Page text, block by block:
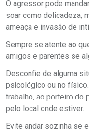
O agressor pode
soar como delicadeza,
ameaça e invasão de
Sempre se atente ao
amigos e parentes se
Desconfie de alguma
psicológico ou no
trabalho, ao porteiro do
pelo local onde estiver.
Evite andar sozinha se